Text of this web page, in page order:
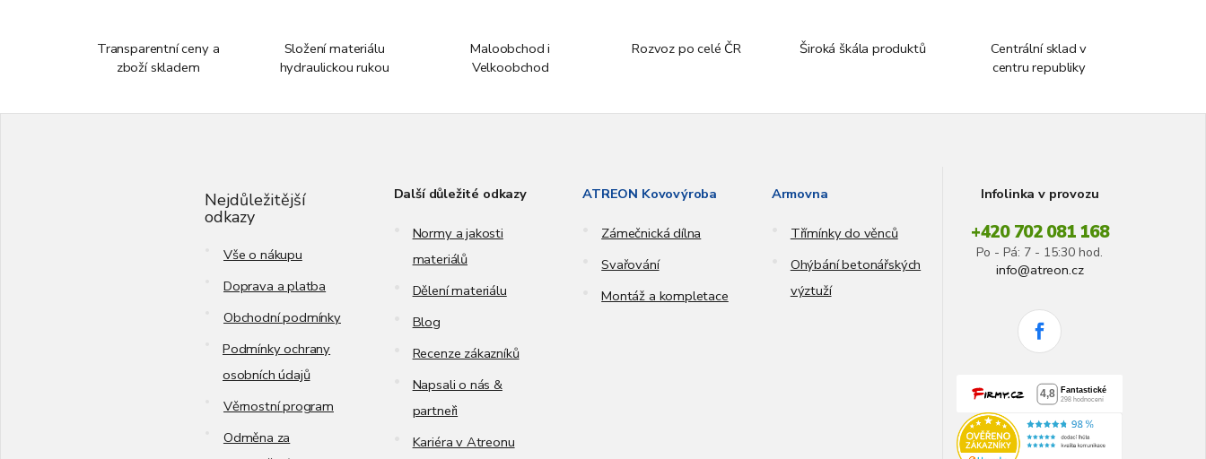
Transparentní ceny a
zboží skladem
Složení materiálu
hydraulickou rukou
Maloobchod i
Velkoobchod
Rozvoz po celé ČR Široká škála produktů
Centrální sklad v
centru republiky
Nejdůležitější
odkazy
Vše o nákupu
Doprava a platba
Obchodní podmínky
Podmínky ochrany
osobních údajů
Věrnostní program
Odměna za
Další důležité odkazy
Normy a jakosti
materiálů
Dělení materiálu
Blog
Recenze zákazníků
Napsali o nás &
partneři
Kariéra v Atreonu
ATREON Kovovýroba
Zámečnická dílna
Svařování
Montáž a kompletace
Armovna
Třímínky do věnců
Ohýbání betonářských
výztuží
Infolinka v provozu
+420 702 081 168
Po - Pá: 7 - 15:30 hod.
info@atreon.cz